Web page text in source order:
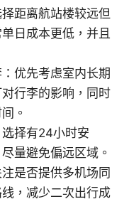
距离航站楼较远但
日成本更低，并且
优先考虑室内长期
行李的影响，同时
。
择有24小时安
量避免偏远区域。
是否提供多机场同
，减少二次出行成